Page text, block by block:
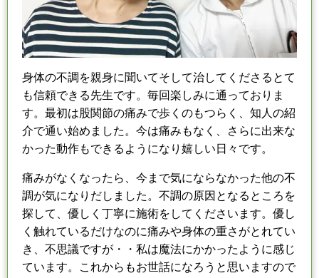
身体の不調を親身に聞いてそして治してくださるとて
も信頼できる先生です。 毎回楽しみに通っておりま
す。 最初は股関節の痛みで歩くのもつらく、知人の紹
介で通い始めました。 今は痛みもなく、さらに出来な
かった動作もできるようになり嬉しい日々です。
痛みがなくなったら、今まで気にならなかった他の不
調が気になりだしました。 不調の原因となるところを
探して、優しく丁寧に施術をしてくださいます。 優し
く触れているだけなのに痛みや身体の重さがとれてい
き、不思議ですが・・ 私は魔法にかかったように感じ
ています。
これからもお世話になろうと思いますので